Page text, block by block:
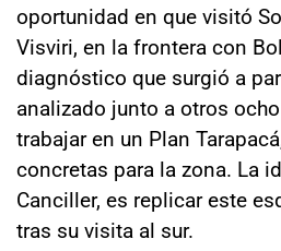
oportunidad en que visitó
Visviri, en la frontera con
diagnóstico que surgió a
analizado junto a otros
trabajar en un Plan
concretas para la zona. La
Canciller, es replicar este
tras su visita al sur.